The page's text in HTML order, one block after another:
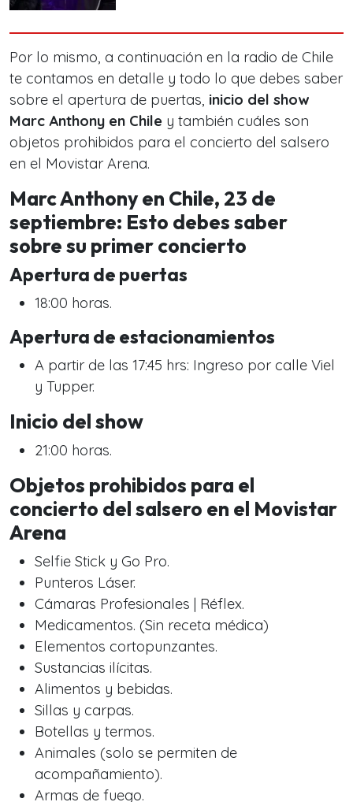
Por lo mismo, a continuación en la radio de Chile
te contamos en detalle y todo lo que debes saber
sobre el apertura de puertas, inicio del show
Marc Anthony en Chile y también cuáles son
objetos prohibidos para el concierto del salsero
en el Movistar Arena.
Marc Anthony en Chile, 23 de
septiembre: Esto debes saber
sobre su primer concierto
Apertura de puertas
18:00 horas.
Apertura de estacionamientos
A partir de las 17:45 hrs: Ingreso por calle Viel
y Tupper.
Inicio del show
21:00 horas.
Objetos prohibidos para el
concierto del salsero en el Movistar
Arena
Selfie Stick y Go Pro.
Punteros Láser.
Cámaras Profesionales | Réflex.
Medicamentos. (Sin receta médica)
Elementos cortopunzantes.
Sustancias ilícitas.
Alimentos y bebidas.
Sillas y carpas.
Botellas y termos.
Animales (solo se permiten de
acompañamiento).
Armas de fuego.